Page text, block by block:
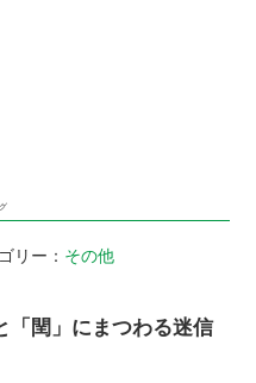
リー： その他
「閏」にまつわる迷信